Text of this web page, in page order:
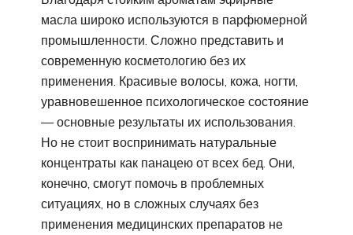
масла широко используются в парфюмерной
промышленности. Сложно представить и
современную косметологию без их
применения. Красивые волосы, кожа, ногти,
уравновешенное психологическое состояние
— основные результаты их использования.
Но не стоит воспринимать натуральные
концентраты как панацею от всех бед. Они,
конечно, смогут помочь в проблемных
ситуациях, но в сложных случаях без
применения медицинских препаратов не